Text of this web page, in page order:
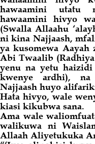
hawaamini utatu
hawaamini hivyo
(Swalla Allaahu
ni kina Najjaash,
ya kusomewa Aayah
Abi Twaalib
yenu na yetu
kwenye ardhi), na
Najjaash huyo
Hata hivyo, wale
kiasi kikubwa sana.
Ama wale
walikuwa ni
Allaah Aliyetukuka